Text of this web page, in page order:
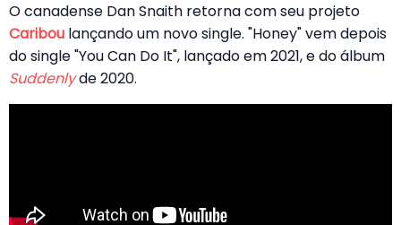
O canadense Dan Snaith retorna com seu projeto
Caribou lançando um novo single. "Honey" vem depois
do single "You Can Do It", lançado em 2021, e do álbum
Suddenlyde 2020.